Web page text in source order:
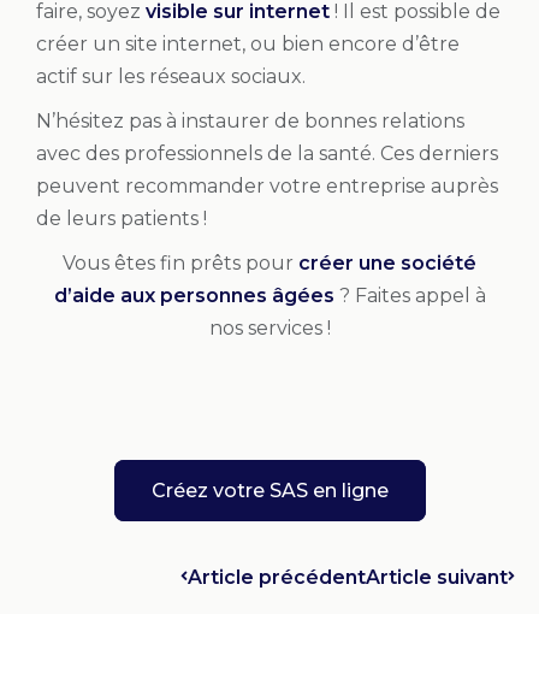
faire, soyez visible sur internet ! Il est possible de
créer un site internet, ou bien encore d’être
actif sur les réseaux sociaux.
N’hésitez pas à instaurer de bonnes relations
avec des professionnels de la santé. Ces derniers
peuvent recommander votre entreprise auprès
de leurs patients !
Vous êtes fin prêts pour créer une société
d’aide aux personnes âgées ? Faites appel à
nos services !
Créez votre SAS en ligne
Article précédentArticle suivant